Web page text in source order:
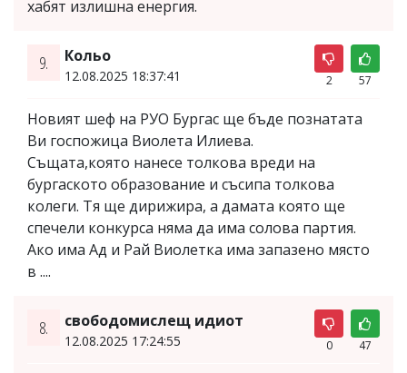
хабят излишна енергия.
9. Кольо
12.08.2025 18:37:41 2 57
Новият шеф на РУО Бургас ще бъде познатата
Ви госпожица Виолета Илиева.
Същата,която нанесе толкова вреди на
бургаското образование и съсипа толкова
колеги. Тя ще дирижира, а дамата която ще
спечели конкурса няма да има солова партия.
Ако има Ад и Рай Виолетка има запазено място
в ....
8. свободомислещ идиот
12.08.2025 17:24:55 0 47